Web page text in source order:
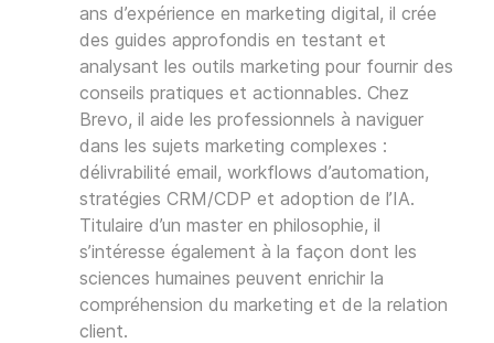
ans d’expérience en marketing digital, il crée
des guides approfondis en testant et
analysant les outils marketing pour fournir des
conseils pratiques et actionnables. Chez
Brevo, il aide les professionnels à naviguer
dans les sujets marketing complexes :
délivrabilité email, workflows d’automation,
stratégies CRM/CDP et adoption de l’IA.
Titulaire d’un master en philosophie, il
s’intéresse également à la façon dont les
sciences humaines peuvent enrichir la
compréhension du marketing et de la relation
client.